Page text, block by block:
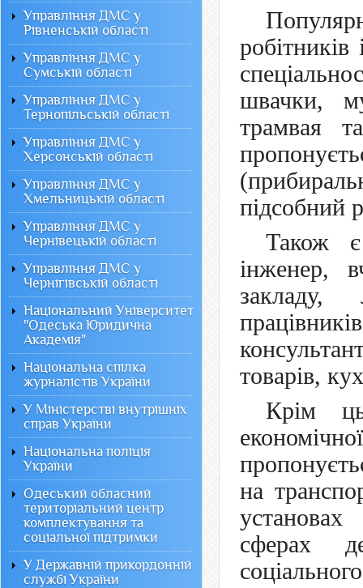
швачки,
трамвая
підсобний
Також є
інженер,
закладу,
товарів,
Крім
на
сферах
Управління ДМС у
Рівненській області
Управління ДМС у
Сумській області
Управління ДМС у
Тернопільській області
Управління ДМС у
Херсонській області
Управління ДМС у
Хмельницькій області
Управління ДМС у
Чернівецькій області
Управління ДМС у
Чернігівській області
Національний Університет
"Одеська Юридична
Академія"
Національна спілка
журналістів України
У Міністерстві внутрішніх
справ України
Національна поліція
України
Одеський обласний
територіальний центр
комплектування та
соціальної підтримки
У Державній прикордонній
службі України